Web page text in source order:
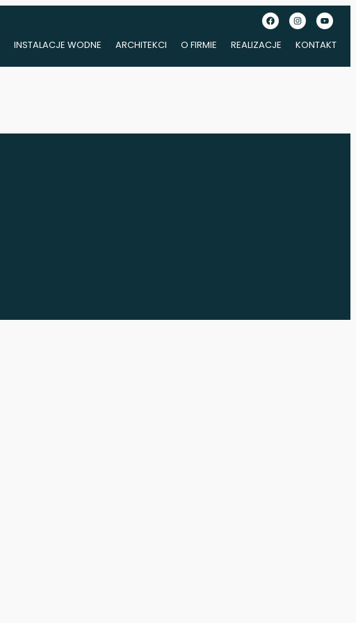
INSTALACJE WODNE ARCHITEKCI O FIRMIE REALIZACJE KONTAKT